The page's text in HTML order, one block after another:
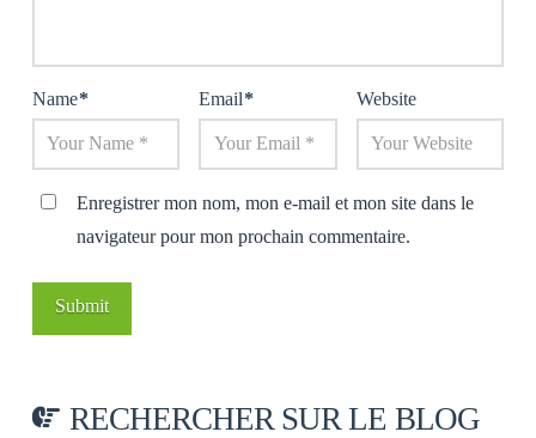
Name* Email* Website
Enregistrer mon nom, mon e-mail et mon site dans le
navigateur pour mon prochain commentaire.
RECHERCHER SUR LE BLOG